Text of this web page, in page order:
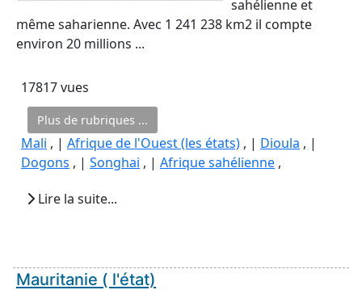
sahélienne et
même saharienne. Avec 1 241 238 km2 il compte
environ 20 millions ...
17817 vues
Plus de rubriques ...
Mali , | Afrique de l'Ouest (les états) , | Dioula , |
Dogons , | Songhai , | Afrique sahélienne ,
Lire la suite...
Mauritanie ( l'état)